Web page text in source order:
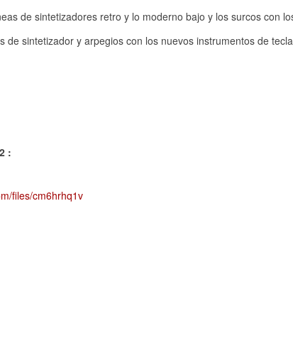
de sintetizadores retro y lo moderno bajo y los surcos con
de sintetizador y arpegios con los nuevos instrumentos de
:
files/cm6hrhq1v